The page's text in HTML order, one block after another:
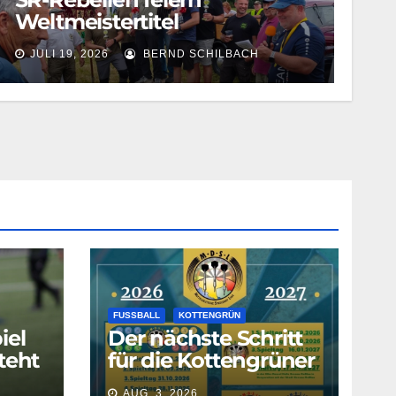
Weltmeistertitel
JULI 19, 2026 BERND SCHILBACH
FUSSBALL KOTTENGRÜN
Der nächste Schritt
für die Kottengrüner
Darter ist geschafft!
AUG. 3, 2026